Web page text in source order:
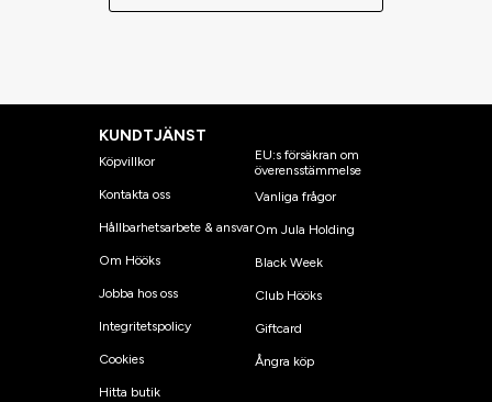
KUNDTJÄNST
Köpvillkor
Kontakta oss
Hållbarhetsarbete & ansvar
Om Hööks
Jobba hos oss
Integritetspolicy
Cookies
Hitta butik
EU:s försäkran om
överensstämmelse
Vanliga frågor
Om Jula Holding
Black Week
Club Hööks
Giftcard
Ångra köp